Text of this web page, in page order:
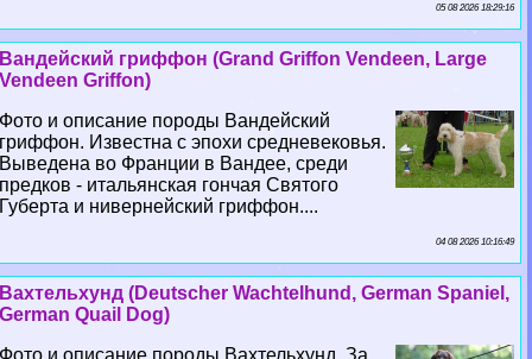
05 08 2026 18:29:16
Вандейский гриффон (Grand Griffon Vendeen, Large
Vendeen Griffon)
Фото и описание породы Вандейский
гриффон. Известна с эпохи средневековья.
Выведена во Франции в Вандее, среди
предков - итальянская гончая Святого
Губерта и нивернейский гриффон....
04 08 2026 10:16:49
Вахтельхунд (Deutscher Wachtelhund, German Spaniel,
German Quail Dog)
Фото и описание породы Вахтельхунд. За